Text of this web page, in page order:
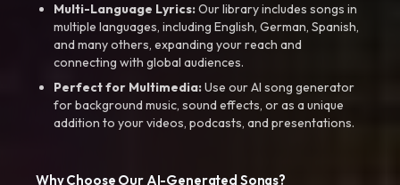
Multi-Language Lyrics:Our library includes songs in
multiple languages, including English, German, Spanish,
and many others, expanding your reach and
connecting with global audiences.
Perfect for Multimedia:Use our AI song generator
for background music, sound effects, or as a unique
addition to your videos, podcasts, and presentations.
Why Choose Our AI-Generated Songs?